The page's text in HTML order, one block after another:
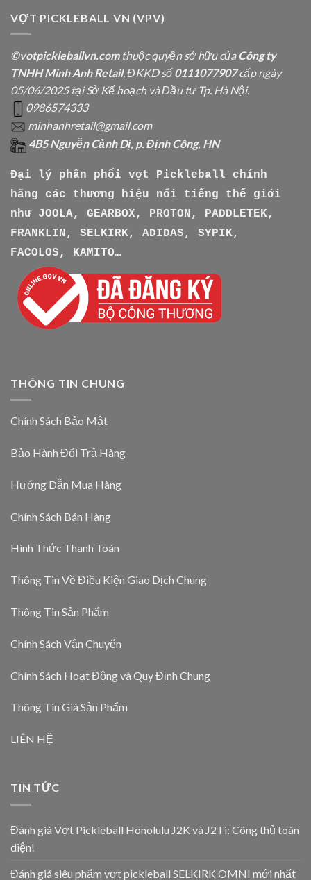
VỢT PICKLEBALL VN (VPV)
©votpickleballvn.comthuộc quyền sở hữu củaCông ty
TNHH Minh Anh Retail, ĐKKD số0111077907cấp ngày
05/06/2025 tại Sở Kế hoạch và Đầu tư Tp. Hà Nội.
0986574333
minhanhretail@gmail.com
4B5 Nguyễn Cảnh Dị, p. Định Công, HN
Đại lý phân phối vợt Pickleball chính
hãng các thương hiệu nổi tiếng thế giới
như
JOOLA, GEARBOX, PROTON, PADDLETEK,
FRANKLIN, SELKIRK, ADIDAS, SYPIK,
FACOLOS, KAMITO…
THÔNG TIN CHUNG
Chính Sách Bảo Mật
Bảo Hành Đổi Trả Hàng
Hướng Dẫn Mua Hàng
Chính Sách Bán Hàng
Hình Thức Thanh Toán
Thông Tin Về Điều Kiện Giao Dịch Chung
Thông Tin Sản Phẩm
Chính Sách Vận Chuyển
Chính Sách Hoạt Động và Quy Định Chung
Thông Tin Giá Sản Phẩm
LIÊN HỆ
TIN TỨC
Đánh giá Vợt Pickleball Honolulu J2K và J2Ti: Công thủ toàn
diện!
Đánh giá siêu phẩm vợt pickleball SELKIRK OMNI mới nhất